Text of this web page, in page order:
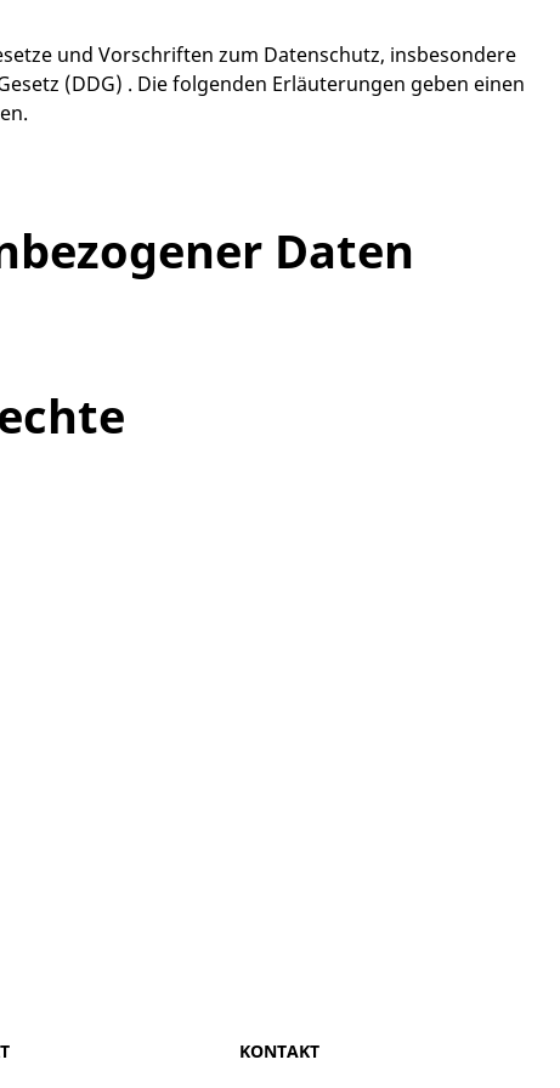
und Vorschriften zum Datenschutz, insbesondere
(DDG) . Die folgenden Erläuterungen geben einen
Daten
KONTAKT